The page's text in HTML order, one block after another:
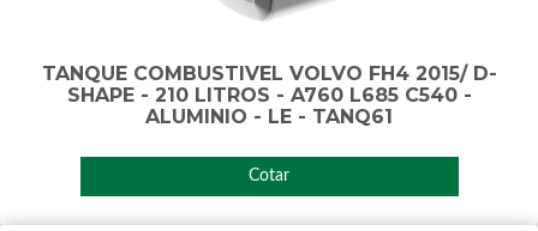
TANQUE COMBUSTIVEL VOLVO FH4 2015/ D-
SHAPE - 210 LITROS - A760 L685 C540 -
ALUMINIO - LE - TANQ61
Cotar